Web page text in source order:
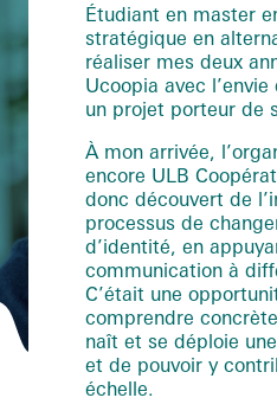
Étudiant en master
stratégique en
réaliser mes deux
Ucoopia avec
un projet porteur de
À mon arrivée,
encore ULB
donc découvert de
processus de
d’identité, en
communication à
C’était une
comprendre
naît et se déploie
et de pouvoir y
échelle.